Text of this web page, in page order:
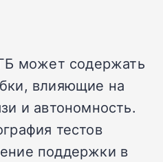
может содержать
влияющие на
и автономность.
тестов
поддержки в